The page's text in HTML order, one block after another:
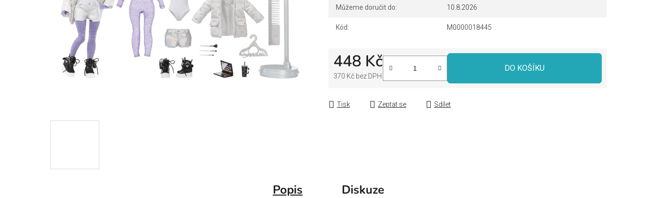
Můžeme doručit do: 10.8.2026
Kód: M0000018445
448 Kč
370 Kč bez DPH
DO KOŠÍKU
Tisk Zeptat se Sdílet
Popis Diskuze